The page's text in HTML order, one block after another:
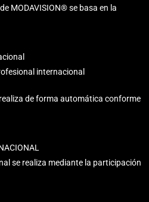
MODAVISION® se basa en la
internacional
de forma automática conforme
se realiza mediante la participación